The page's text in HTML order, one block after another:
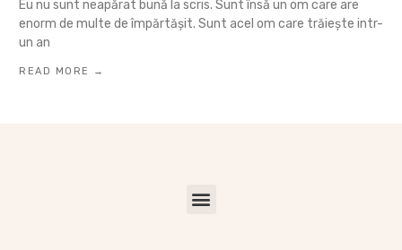
Eu nu sunt neapărat bună la scris. Sunt însă un om care are
enorm de multe de împărtășit. Sunt acel om care trăiește intr-
un an
READ MORE →